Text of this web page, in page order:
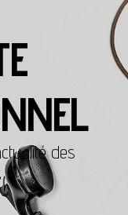
des